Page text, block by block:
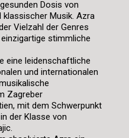
Dosis von
klassischer Musik. Azra
Vielzahl der Genres
stimmliche
eine leidenschaftliche
und internationalen
Zagreber
mit dem Schwerpunkt
der Klasse von